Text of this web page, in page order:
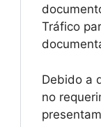
Tráfico
Debido a
no